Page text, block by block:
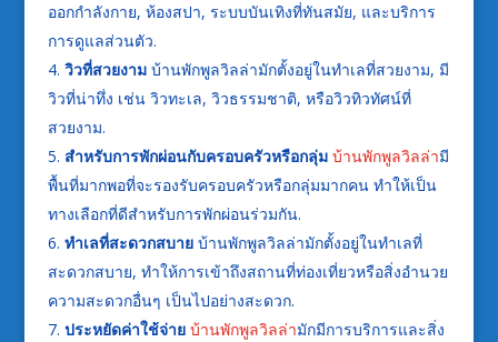
ออกกำลังกาย, ห้องสปา, ระบบบันเทิงที่ทันสมัย, และบริการ
การดูแลส่วนตัว.
วิวที่สวยงามบ้านพักพูลวิลล่ามักตั้งอยู่ในทำเลที่สวยงาม, มี
วิวที่น่าทึ่ง เช่น วิวทะเล, วิวธรรมชาติ, หรือวิวทิวทัศน์ที่
สวยงาม.
สำหรับการพักผ่อนกับครอบครัวหรือกลุ่ม บ้านพักพูลวิลล่ามี
พื้นที่มากพอที่จะรองรับครอบครัวหรือกลุ่มมากคน ทำให้เป็น
ทางเลือกที่ดีสำหรับการพักผ่อนร่วมกัน.
ทำเลที่สะดวกสบายบ้านพักพูลวิลล่ามักตั้งอยู่ในทำเลที่
สะดวกสบาย, ทำให้การเข้าถึงสถานที่ท่องเที่ยวหรือสิ่งอำนวย
ความสะดวกอื่นๆ เป็นไปอย่างสะดวก.
ประหยัดค่าใช้จ่าย บ้านพักพูลวิลล่ามักมีการบริการและสิ่ง